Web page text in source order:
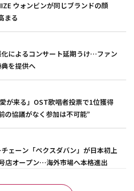
ウォンビンが同じブランドの顔
まる
によるコンサート延期うけ…ファン
を提供へ
が来る」OST歌唱者投票で1位獲得
の協議がなく参加は不可能”
ェーン「ペクスダバン」が日本初上
店オープン…海外市場へ本格進出